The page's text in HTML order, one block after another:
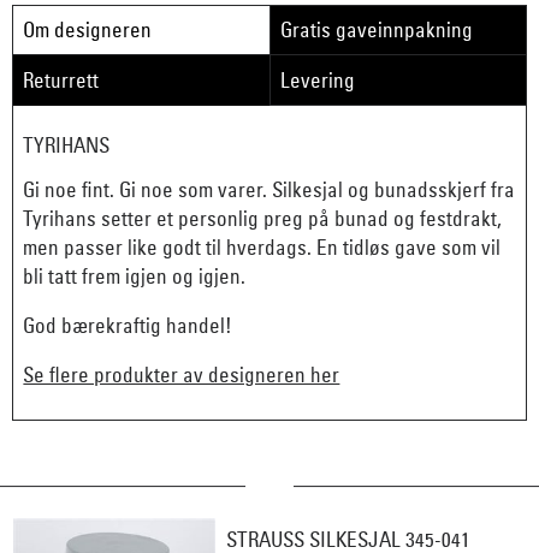
Om designeren
Gratis gaveinnpakning
Returrett
Levering
TYRIHANS
Gi noe fint. Gi noe som varer. Silkesjal og bunadsskjerf fra
Tyrihans setter et personlig preg på bunad og festdrakt,
men passer like godt til hverdags. En tidløs gave som vil
bli tatt frem igjen og igjen.
God bærekraftig handel!
Se flere produkter av designeren her
STRAUSS SILKESJAL 345-041